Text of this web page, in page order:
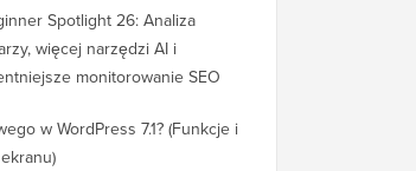
Spotlight 26: Analiza
więcej narzędzi AI i
monitorowanie SEO
w WordPress 7.1? (Funkcje i